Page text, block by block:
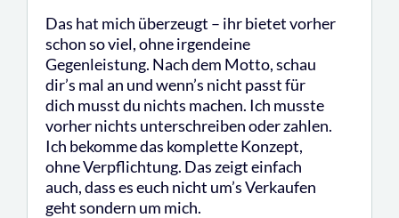
Das hat mich überzeugt – ihr bietet vorher
schon so viel, ohne irgendeine
Gegenleistung. Nach dem Motto, schau
dir’s mal an und wenn’s nicht passt für
dich musst du nichts machen. Ich musste
vorher nichts unterschreiben oder zahlen.
Ich bekomme das komplette Konzept,
ohne Verpflichtung. Das zeigt einfach
auch, dass es euch nicht um’s Verkaufen
geht sondern um mich.